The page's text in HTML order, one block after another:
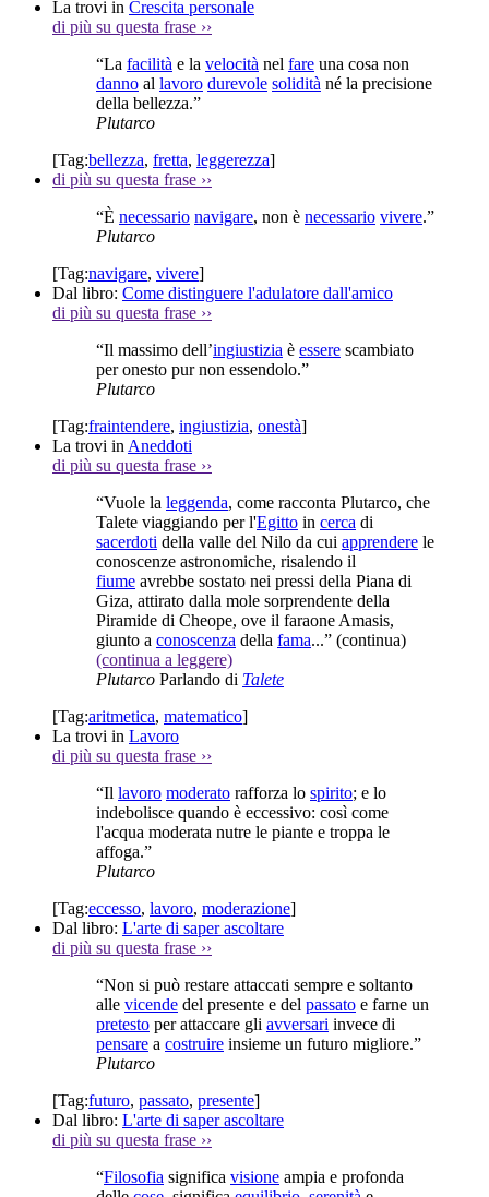
La trovi in Crescita personale
di più su questa frase ››
“La facilità e la velocità nel fare una cosa non
danno al lavoro durevole solidità né la precisione
della bellezza.”
Plutarco
[Tag:bellezza, fretta, leggerezza]
di più su questa frase ››
“È necessario navigare, non è necessario vivere.”
Plutarco
[Tag:navigare, vivere]
Dal libro: Come distinguere l'adulatore dall'amico
di più su questa frase ››
“Il massimo dell’ingiustizia è essere scambiato
per onesto pur non essendolo.”
Plutarco
[Tag:fraintendere, ingiustizia, onestà]
La trovi in Aneddoti
di più su questa frase ››
“Vuole la leggenda, come racconta Plutarco, che
Talete viaggiando per l'Egitto in cerca di
sacerdoti della valle del Nilo da cui apprendere le
conoscenze astronomiche, risalendo il
fiume avrebbe sostato nei pressi della Piana di
Giza, attirato dalla mole sorprendente della
Piramide di Cheope, ove il faraone Amasis,
giunto a conoscenza della fama...” (continua)
(continua a leggere)
Plutarco Parlando di Talete
[Tag:aritmetica, matematico]
La trovi in Lavoro
di più su questa frase ››
“Il lavoro moderato rafforza lo spirito; e lo
indebolisce quando è eccessivo: così come
l'acqua moderata nutre le piante e troppa le
affoga.”
Plutarco
[Tag:eccesso, lavoro, moderazione]
Dal libro: L'arte di saper ascoltare
di più su questa frase ››
“Non si può restare attaccati sempre e soltanto
alle vicende del presente e del passato e farne un
pretesto per attaccare gli avversari invece di
pensare a costruire insieme un futuro migliore.”
Plutarco
[Tag:futuro, passato, presente]
Dal libro: L'arte di saper ascoltare
di più su questa frase ››
“Filosofia significa visione ampia e profonda